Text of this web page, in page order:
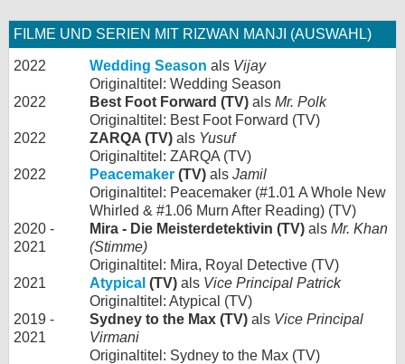
FILME UND SERIEN MIT RIZWAN MANJI (AUSWAHL)
2022 Wedding Season als Vijay
Originaltitel: Wedding Season
2022
Best Foot Forward (TV) als Mr. Polk
Originaltitel: Best Foot Forward (TV)
2022
ZARQA (TV) als Yusuf
Originaltitel: ZARQA (TV)
2022
Peacemaker (TV) als Jamil
Originaltitel: Peacemaker (#1.01 A Whole New
Whirled & #1.06 Murn After Reading) (TV)
2020 -
2021
Mira - Die Meisterdetektivin (TV) als Mr. Khan
(Stimme)
Originaltitel: Mira, Royal Detective (TV)
2021
Atypical (TV) als Vice Principal Patrick
Originaltitel: Atypical (TV)
2019 -
2021
Sydney to the Max (TV) als Vice Principal
Virmani
Originaltitel: Sydney to the Max (TV)